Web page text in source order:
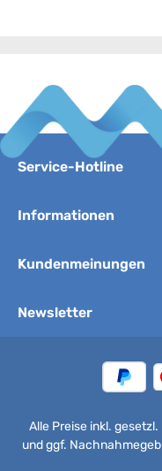
Service-Hotline
Informationen
Kundenmeinungen
Newsletter
Alle Preise inkl.
und ggf.